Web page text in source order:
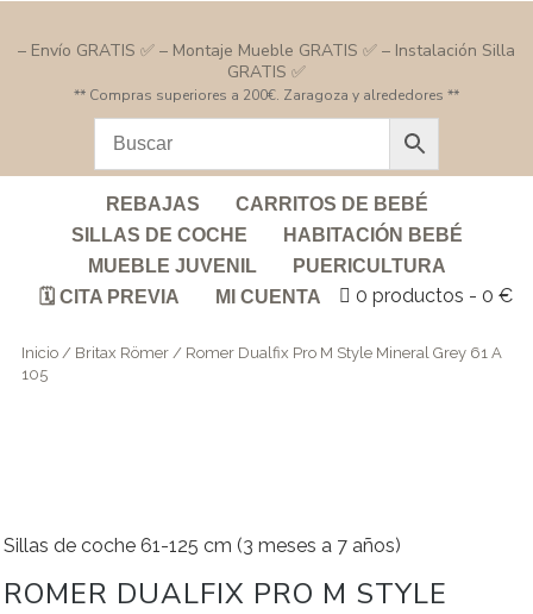
– Envío GRATIS ✅ – Montaje Mueble GRATIS ✅ – Instalación Silla
GRATIS ✅
** Compras superiores a 200€. Zaragoza y alrededores **
REBAJAS
CARRITOS DE BEBÉ
SILLAS DE COCHE
HABITACIÓN BEBÉ
MUEBLE JUVENIL
PUERICULTURA
🗓️ CITA PREVIA
MI CUENTA 0 productos 0 €
Inicio / Britax Römer / Romer Dualfix Pro M Style Mineral Grey 61 A
105
Sillas de coche 61-125 cm (3 meses a 7 años)
ROMER DUALFIX PRO M STYLE